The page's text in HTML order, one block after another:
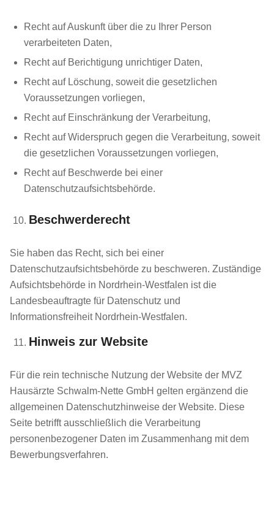
Recht auf Auskunft über die zu Ihrer Person
verarbeiteten Daten,
Recht auf Berichtigung unrichtiger Daten,
Recht auf Löschung, soweit die gesetzlichen
Voraussetzungen vorliegen,
Recht auf Einschränkung der Verarbeitung,
Recht auf Widerspruch gegen die Verarbeitung, soweit
die gesetzlichen Voraussetzungen vorliegen,
Recht auf Beschwerde bei einer
Datenschutzaufsichtsbehörde.
Beschwerderecht
Sie haben das Recht, sich bei einer
Datenschutzaufsichtsbehörde zu beschweren. Zuständige
Aufsichtsbehörde in Nordrhein-Westfalen ist die
Landesbeauftragte für Datenschutz und
Informationsfreiheit Nordrhein-Westfalen.
Hinweis zur Website
Für die rein technische Nutzung der Website der MVZ
Hausärzte Schwalm-Nette GmbH gelten ergänzend die
allgemeinen Datenschutzhinweise der Website. Diese
Seite betrifft ausschließlich die Verarbeitung
personenbezogener Daten im Zusammenhang mit dem
Bewerbungsverfahren.